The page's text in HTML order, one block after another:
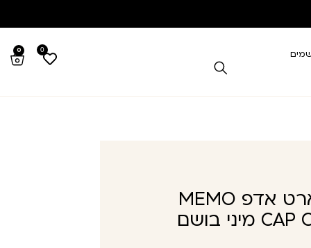
0
0
ממו פריז קאפ קמארט אדפ MEMO
CAP CAMARAT EDP 5ML מיני בושם